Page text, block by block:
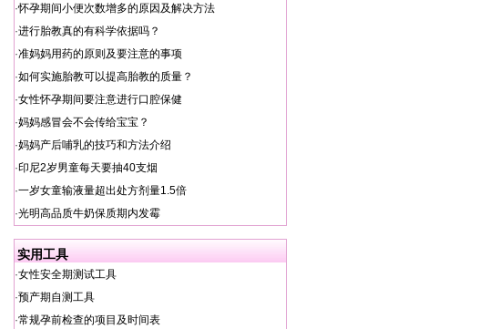
·怀孕期间小便次数增多的原因及解决方法
·进行胎教真的有科学依据吗？
·准妈妈用药的原则及要注意的事项
·如何实施胎教可以提高胎教的质量？
·女性怀孕期间要注意进行口腔保健
·妈妈感冒会不会传给宝宝？
·妈妈产后哺乳的技巧和方法介绍
·印尼2岁男童每天要抽40支烟
·一岁女童输液量超出处方剂量1.5倍
·光明高品质牛奶保质期内发霉
实用工具
·女性安全期测试工具
·预产期自测工具
·常规孕前检查的项目及时间表